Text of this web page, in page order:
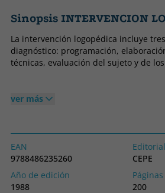
Sinopsis INTERVENCION
La intervención logopédica incluye
diagnóstico: programación,
técnicas, evaluación del sujeto y de
ver más
EAN
9788486235260
Editorial
CEPE
Año de edición
1988
Páginas
200